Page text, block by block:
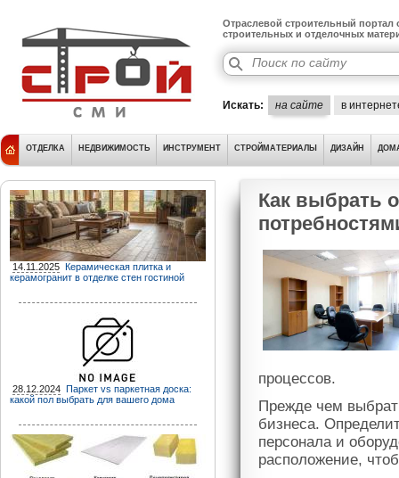
Отраслевой строительный портал
строительных и отделочных
Искать: на сайте в
ОТДЕЛКА НЕДВИЖИМОСТЬ ИНСТРУМЕНТ СТРОЙМАТЕРИАЛЫ ДИЗАЙН
14.11.2025 Керамическая плитка и
керамогранит в отделке стен гостиной
28.12.2024 Паркет vs паркетная доска:
какой пол выбрать для вашего дома
Как выбрать
процессов.
Прежде чем
бизнеса.
персонала и
расположение,